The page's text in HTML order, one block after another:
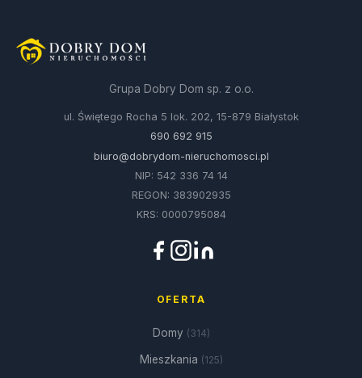
Grupa Dobry Dom sp. z o.o.
ul. Świętego Rocha 5 lok. 202, 15-879 Białystok
690 692 915
biuro@dobrydom-nieruchomosci.pl
NIP: 542 336 74 14
REGON: 383902935
KRS: 0000795084
OFERTA
Domy (314)
Mieszkania (125)